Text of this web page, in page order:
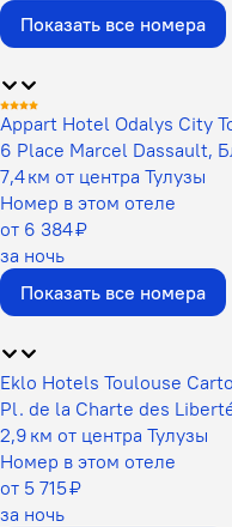
Показать все номера
Appart Hotel Odalys City
6 Place Marcel Dassault,
7,4 км от центра Тулузы
Номер в этом отеле
от 6 384 ₽
за ночь
Показать все номера
Eklo Hotels Toulouse
Pl. de la Charte des
2,9 км от центра Тулузы
Номер в этом отеле
от 5 715 ₽
за ночь